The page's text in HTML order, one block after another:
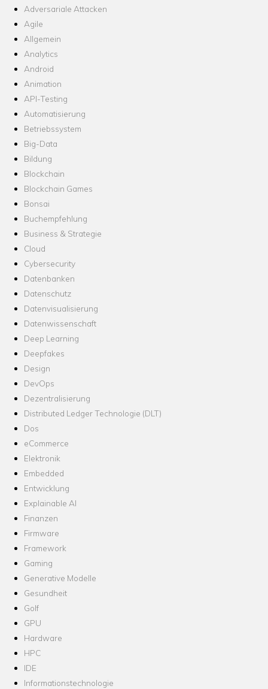
Adversariale Attacken
Agile
Allgemein
Analytics
Android
Animation
API-Testing
Automatisierung
Betriebssystem
Big-Data
Bildung
Blockchain
Blockchain Games
Bonsai
Buchempfehlung
Business & Strategie
Cloud
Cybersecurity
Datenbanken
Datenschutz
Datenvisualisierung
Datenwissenschaft
Deep Learning
Deepfakes
Design
DevOps
Dezentralisierung
Distributed Ledger Technologie (DLT)
Dos
eCommerce
Elektronik
Embedded
Entwicklung
Explainable AI
Finanzen
Firmware
Framework
Gaming
Generative Modelle
Gesundheit
Golf
GPU
Hardware
HPC
IDE
Informationstechnologie